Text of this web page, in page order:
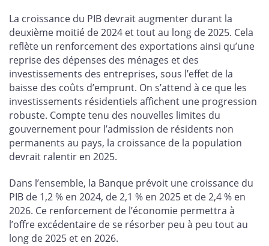
La croissance du PIB devrait augmenter durant la
deuxième moitié de 2024 et tout au long de 2025. Cela
reflète un renforcement des exportations ainsi qu’une
reprise des dépenses des ménages et des
investissements des entreprises, sous l’effet de la
baisse des coûts d’emprunt. On s’attend à ce que les
investissements résidentiels affichent une progression
robuste. Compte tenu des nouvelles limites du
gouvernement pour l’admission de résidents non
permanents au pays, la croissance de la population
devrait ralentir en 2025.
Dans l’ensemble, la Banque prévoit une croissance du
PIB de 1,2 % en 2024, de 2,1 % en 2025 et de 2,4 % en
2026. Ce renforcement de l’économie permettra à
l’offre excédentaire de se résorber peu à peu tout au
long de 2025 et en 2026.